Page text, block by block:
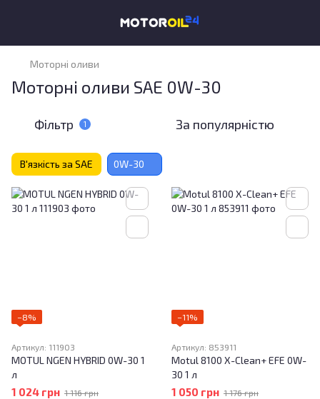
Моторні оливи
Моторні оливи SAE 0W-30
Фільтр 1 За популярністю
В'язкість за SAE 0W-30
−8%
Артикул: 111903
MOTUL NGEN HYBRID 0W-30 1
л
1 024 грн 1 116 грн
−11%
Артикул: 853911
Motul 8100 X-Clean+ EFE 0W-
30 1 л
1 050 грн 1 176 грн